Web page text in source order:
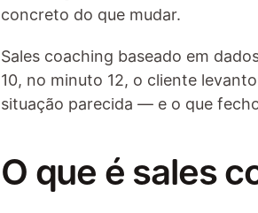
concreto do que mudar.
Sales coaching baseado em
10, no minuto 12, o cliente
situação parecida — e o que
O que é sales